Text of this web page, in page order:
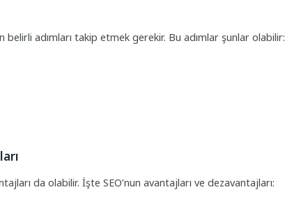
belirli adımları takip etmek gerekir. Bu adımlar şunlar olabilir:
da olabilir. İşte SEO’nun avantajları ve dezavantajları: